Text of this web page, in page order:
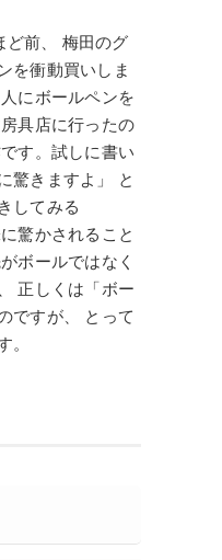
ど前、 梅田のグ
を衝動買いしま
にボールペンを
具店に行ったの
す。試しに書い
驚きますよ」 と
してみる
驚かされること
ボールではなく
正しくは「ボー
ですが、 とって
。